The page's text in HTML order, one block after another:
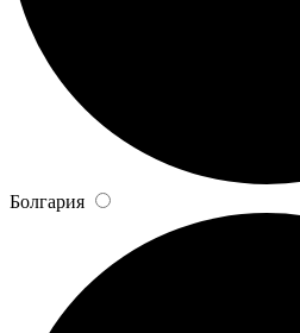
Болгария